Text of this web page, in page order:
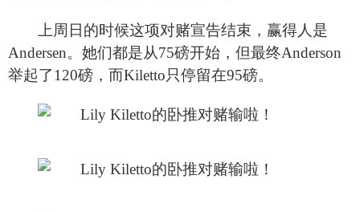
上周日的时候这项对赌宣告结束，赢得人是
Andersen。她们都是从75磅开始，但最终Anderson
举起了120磅，而Kiletto只停留在95磅。